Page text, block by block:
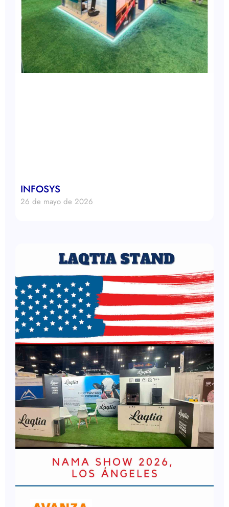
INFOSYS
26 de mayo de 2026